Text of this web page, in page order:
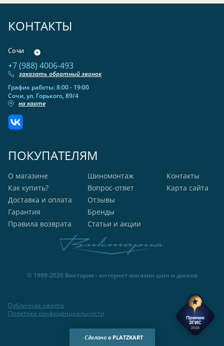
КОНТАКТЫ
Сочи
+7 (988) 4006-493
заказать обратный звонок
График работы: 8:00 - 19:00
Сочи, ул. Горького, 89/4
на карте
ПОКУПАТЕЛЯМ
О магазине
Как купить?
Доставка и оплата
Гарантия
Правила возврата
Шиномонтаж
Вопрос-ответ
Отзывы
Бренды
Статьи и акции
Контакты
Карта сайта
© 1999-2026 Виктория - интернет-магазин шин и дисков
Публичная оферта
Политика конфиденциальности
Сделано в PLATZKART